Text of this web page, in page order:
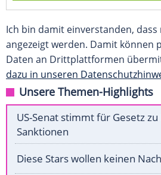
Ich bin damit einverstanden,
angezeigt werden. Damit können
Daten an Drittplattformen
dazu in unseren
Unsere Themen-Highlights
US-Senat stimmt für Gesetz zu
Sanktionen
Diese Stars wollen keinen